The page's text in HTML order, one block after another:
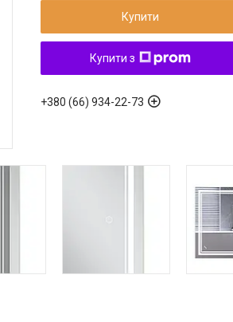
Купити
Купити з
+380 (66) 934-22-73